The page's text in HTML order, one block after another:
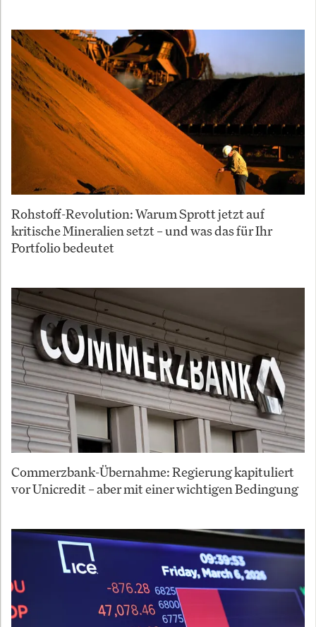
Rohstoff-Revolution: Warum Sprott jetzt auf
kritische Mineralien setzt – und was das für Ihr
Portfolio bedeutet
Commerzbank-Übernahme: Regierung kapituliert
vor Unicredit – aber mit einer wichtigen Bedingung